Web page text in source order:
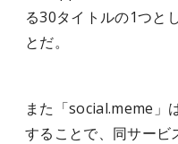
る30タイトルの1つと
とだ。
また「social.meme」
することで、同サービ